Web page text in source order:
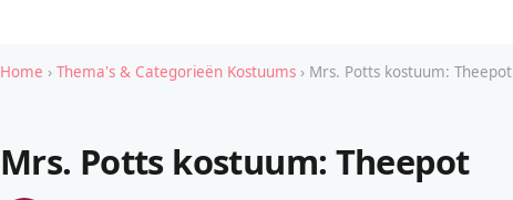
Home › Thema's & Categorieën Kostuums › Mrs. Potts kostuum: Theepot
Mrs. Potts kostuum: Theepot